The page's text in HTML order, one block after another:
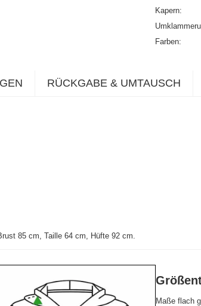
Kapern
Farben
RÜCKGABE & UMTAUSCH
85 cm, Taille 64 cm, Hüfte 92 cm.
Maße flach